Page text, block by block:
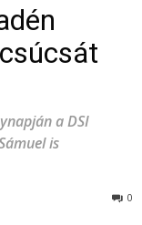
a DSI
is
0